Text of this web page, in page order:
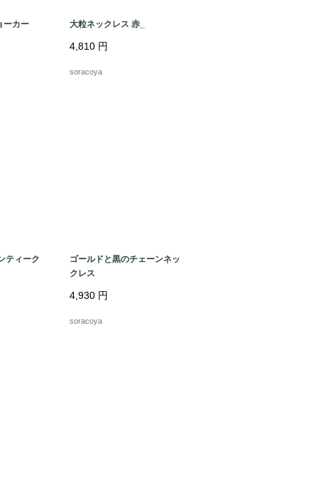
ーカー 大粒ネックレス 赤_
4,810円
soracoya
ティーク
ゴールドと黒のチェーンネッ
クレス
4,930円
soracoya